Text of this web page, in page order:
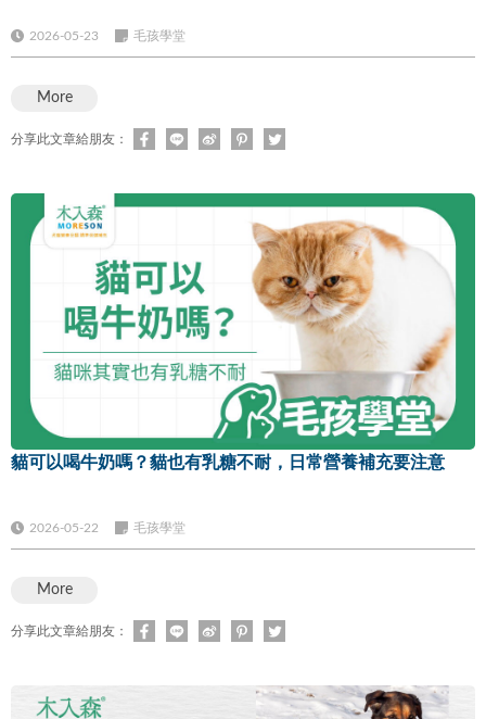
2026-05-23 毛孩學堂
More
分享此文章給朋友：
貓可以喝牛奶嗎？貓也有乳糖不耐，日常營養補充要注意
2026-05-22 毛孩學堂
More
分享此文章給朋友：